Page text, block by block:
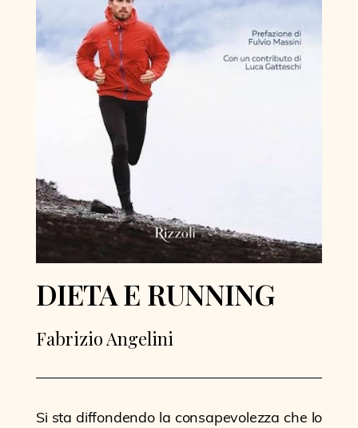
DIETA E RUNNING
Fabrizio Angelini
Si sta diffondendo la consapevolezza che lo